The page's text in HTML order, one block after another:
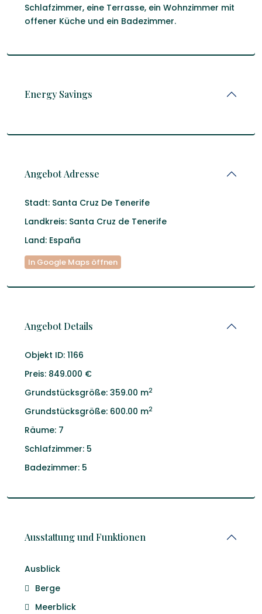
Schlafzimmer, eine Terrasse, ein Wohnzimmer mit
offener Küche und ein Badezimmer.
Energy Savings
Angebot Adresse
Stadt: Santa Cruz De Tenerife
Landkreis: Santa Cruz de Tenerife
Land: España
In Google Maps öffnen
Angebot Details
Objekt ID: 1166
Preis: 849.000 €
Grundstücksgröße: 359.00 m2
Grundstücksgröße: 600.00 m2
Räume: 7
Schlafzimmer: 5
Badezimmer: 5
Ausstattung und Funktionen
Ausblick
Berge
Meerblick